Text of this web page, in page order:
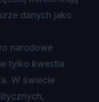
danych jako
narodowe
tylko kwestia
W świecie